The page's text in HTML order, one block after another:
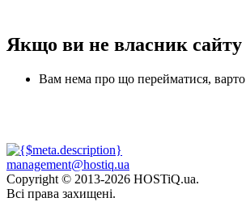
Якщо ви не власник сайту
Вам нема про що перейматися,
management@hostiq.ua
Copyright © 2013-2026 HOSTiQ.ua.
Всі права захищені.